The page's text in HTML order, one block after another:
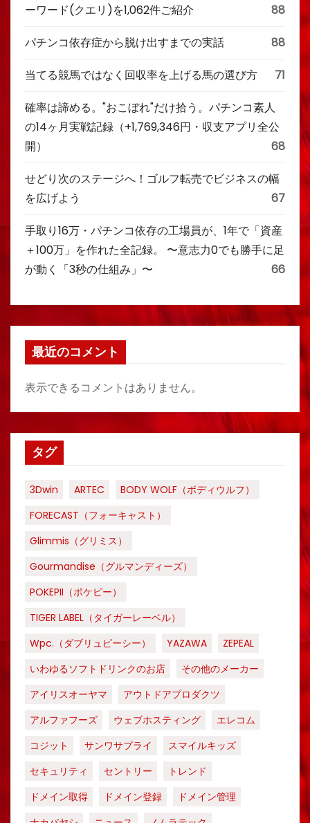
ーワード(クエリ)を1,062件ご紹介
88
パチンコ依存症から脱け出すまでの実話 88
当てる競馬ではなく回収率を上げる馬の選び方 71
確率は諦める。"おこぼれ"だけ拾う。パチンコ素人
の14ヶ月実戦記録（+1,769,346円・収支アプリ全公
開）
68
せどり次のステージへ！ゴルフ転売でビジネスの幅
を広げよう
67
手取り16万・パチンコ依存の工場員が、1年で「資産
＋100万」を作れた全記録。 〜意志力0でも勝手に足
が動く「3秒の仕組み」〜
66
最近のコメント
表示できるコメントはありません。
タグ
3Dwin ARTEC
BODY WOLF（ボディウルフ）
FORECAST（フォーキャスト）
Glimmis（グリミス）
Gourmandise（グルマンディーズ）
POKEPII（ポケピー）
TIGER LABEL（タイガーレーベル）
Wpc.（ダブリュピーシー）
YAZAWA
ZEPEAL
いわゆるソフトドリンクのお店
その他のメーカー
アイリスオーヤマ
アウトドアプロダクツ
アルファフーズ
ウェブホスティング
エレコム
コジット
サンワサプライ
スマイルキッズ
セキュリティ
セントリー
トレンド
ドメイン取得
ドメイン登録
ドメイン管理